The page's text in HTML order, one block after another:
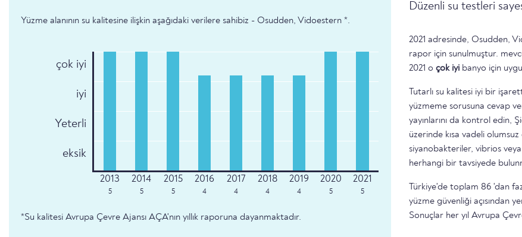
Yüzme alanının su kalitesine ilişkin aşağıdaki verilere sahibiz - Osudden, Vidoestern *.
çok iyi
iyi
Yeterli
eksik
5 5 5 4 4 4 4 5 5
*Su kalitesi Avrupa Çevre Ajansı AÇA'nın yıllık raporuna dayanmaktadır.
Düzenli su testleri
2021 adresinde, Osudden,
rapor için sunulmuştur.
2021 o çok iyi banyo için
Tutarlı su kalitesi iyi bir
yüzmeme sorusuna cevap
yayınlarını da kontrol edin,
üzerinde kısa vadeli
siyanobakteriler, vibrios
herhangi bir tavsiyede
Türkiye'de toplam 86 'dan
yüzme güvenliği açısından
Sonuçlar her yıl Avrupa